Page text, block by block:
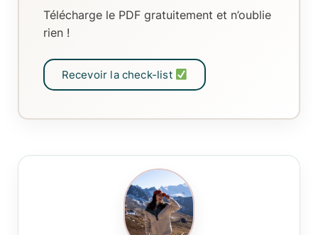
Télécharge le PDF gratuitement et n’oublie
rien !
Recevoir la check-list